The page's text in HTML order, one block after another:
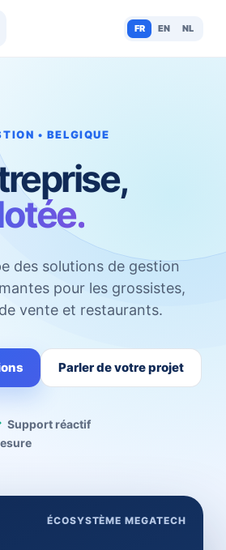
FR EN NL
• BELGIQUE
des solutions de gestion
pour les grossistes,
vente et restaurants.
Parler de votre projet
Support réactif
ÉCOSYSTÈME MEGATECH